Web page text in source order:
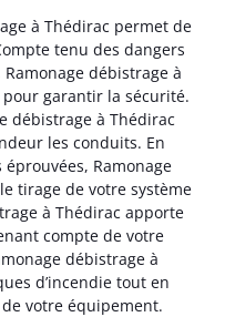
à Thédirac permet de
tenu des dangers
débistrage à
garantir la sécurité.
débistrage à Thédirac
les conduits. En
Ramonage
tirage de votre système
à Thédirac apporte
compte de votre
débistrage à
d’incendie tout en
votre équipement.